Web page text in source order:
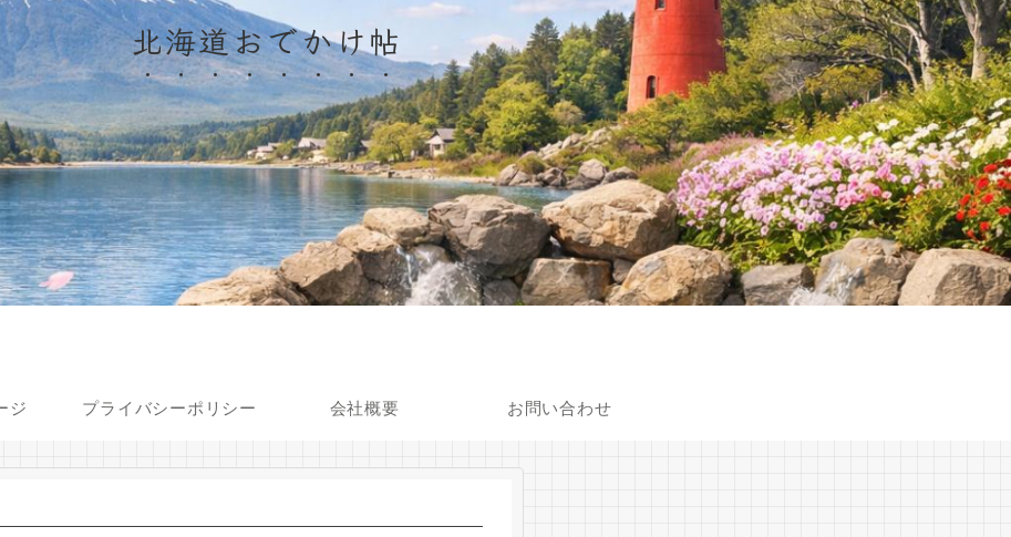
北海道おでかけ帖
ジ プライバシーポリシー 会社概要 お問い合わせ